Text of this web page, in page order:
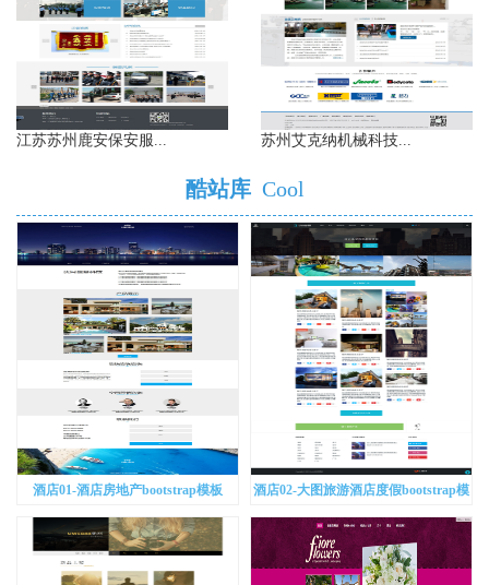
江苏苏州鹿安保安服... 苏州艾克纳机械科技...
酷站库 Cool
酒店01-酒店房地产bootstrap模板
酒店02-大图旅游酒店度假bootstrap模
板